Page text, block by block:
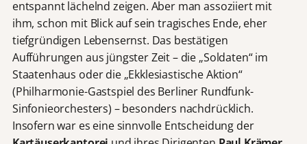
entspannt lächelnd zeigen. Aber man assoziiert mit
ihm, schon mit Blick auf sein tragisches Ende, eher
tiefgründigen Lebensernst. Das bestätigen
Aufführungen aus jüngster Zeit – die „Soldaten“ im
Staatenhaus oder die „Ekklesiastische Aktion“
(Philharmonie-Gastspiel des Berliner Rundfunk-
Sinfonieorchesters) – besonders nachdrücklich.
Insofern war es eine sinnvolle Entscheidung der